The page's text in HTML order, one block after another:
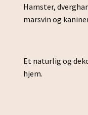
Hamster,
marsvin og
Et naturlig og
hjem.